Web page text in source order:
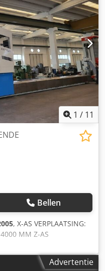
Alioha
ROTATIESNELHEID 6 -
Capaciteit 10 ton Slag
BI-ROTATIEVE
INTERNE EN
met 60
X-AS RAM MET
4 ZIJDEN
1 / 11
Bellen
, X-AS VERPLAATSING:
MM Z-AS
VERPLAATSING W-AS (
Alijha TOTALE SLAG Z-
160 MMAdvertentie